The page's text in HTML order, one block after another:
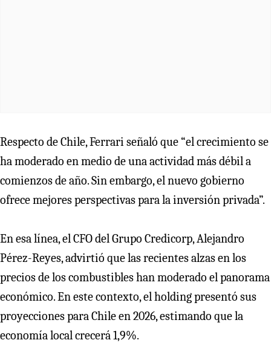
Respecto de Chile, Ferrari señaló que “el crecimiento se
ha moderado en medio de una actividad más débil a
comienzos de año. Sin embargo, el nuevo gobierno
ofrece mejores perspectivas para la inversión privada”.
En esa línea, el CFO del Grupo Credicorp, Alejandro
Pérez-Reyes, advirtió que las recientes alzas en los
precios de los combustibles han moderado el panorama
económico. En este contexto, el holding presentó sus
proyecciones para Chile en 2026, estimando que la
economía local crecerá 1,9%.